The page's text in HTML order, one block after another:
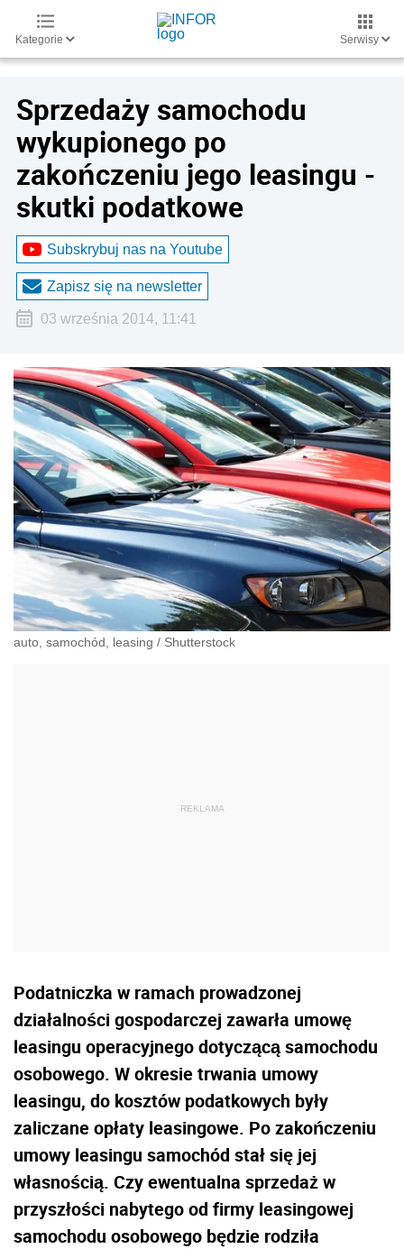
Kategorie Serwisy
Sprzedaży samochodu
wykupionego po
zakończeniu jego leasingu -
skutki podatkowe
Subskrybuj nas na Youtube
Zapisz się na newsletter
03 września 2014, 11:41
auto, samochód, leasing / Shutterstock
Podatniczka w ramach prowadzonej
działalności gospodarczej zawarła umowę
leasingu operacyjnego dotyczącą samochodu
osobowego. W okresie trwania umowy
leasingu, do kosztów podatkowych były
zaliczane opłaty leasingowe. Po zakończeniu
umowy leasingu samochód stał się jej
własnością. Czy ewentualna sprzedaż w
przyszłości nabytego od firmy leasingowej
samochodu osobowego będzie rodziła